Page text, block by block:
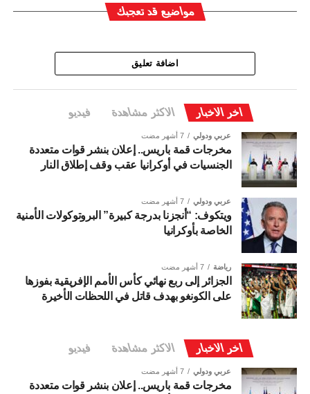
مواضيع قد تعجبك
اضافة تعليق
اخر الاخبار الاكثر مشاهدة فيديو
عربي ودولي 7 أشهر مضت
مخرجات قمة باريس.. إعلان بنشر قوات متعددة
الجنسيات في أوكرانيا عقب وقف إطلاق النار
عربي ودولي 7 أشهر مضت
ويتكوف: “أنجزنا بدرجة كبيرة” البروتوكولات الأمنية
الخاصة بأوكرانيا
رياضة 7 أشهر مضت
الجزائر إلى ربع نهائي كأس الأمم الإفريقية بفوزها
على الكونغو بهدف قاتل في اللحظات الأخيرة
اخر الاخبار الاكثر مشاهدة فيديو
عربي ودولي 7 أشهر مضت
مخرجات قمة باريس.. إعلان بنشر قوات متعددة